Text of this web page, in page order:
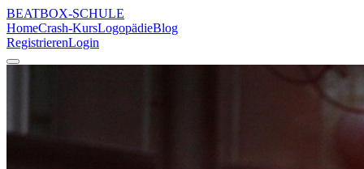
BEATBOX-SCHULE
HomeCrash-KursLogopädieBlog
RegistrierenLogin